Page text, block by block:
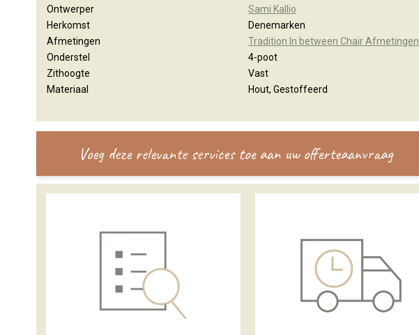
Ontwerper
Sami Kallio
Herkomst
Denemarken
Afmetingen
Tradition In between Chair Afmetingen
Onderstel
4-poot
Zithoogte
Vast
Materiaal
Hout, Gestoffeerd
Voeg deze relevante services toe aan uw offerteaanvraag